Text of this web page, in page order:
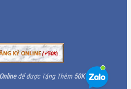
Onlineđể được Tặng Thêm 50K